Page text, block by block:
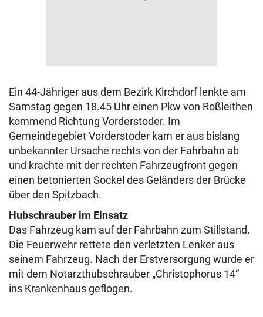
Ein 44-Jähriger aus dem Bezirk Kirchdorf lenkte am
Samstag gegen 18.45 Uhr einen Pkw von Roßleithen
kommend Richtung Vorderstoder. Im
Gemeindegebiet Vorderstoder kam er aus bislang
unbekannter Ursache rechts von der Fahrbahn ab
und krachte mit der rechten Fahrzeugfront gegen
einen betonierten Sockel des Geländers der Brücke
über den Spitzbach.
Hubschrauber im Einsatz
Das Fahrzeug kam auf der Fahrbahn zum Stillstand.
Die Feuerwehr rettete den verletzten Lenker aus
seinem Fahrzeug. Nach der Erstversorgung wurde er
mit dem Notarzthubschrauber „Christophorus 14“
ins Krankenhaus geflogen.